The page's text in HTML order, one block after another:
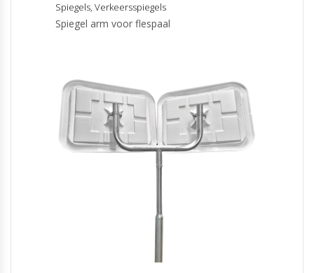
Spiegels, Verkeersspiegels
Spiegel arm voor flespaal